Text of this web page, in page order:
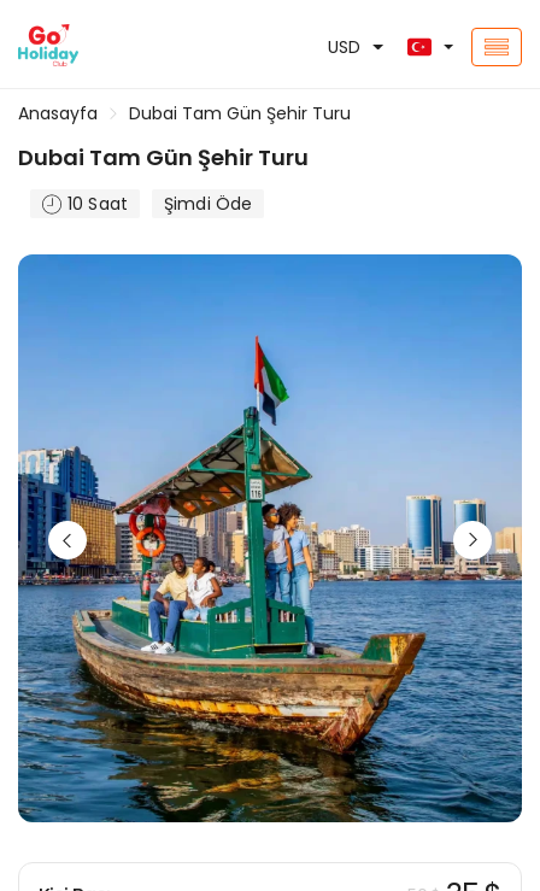
USD
Anasayfa Dubai Tam Gün Şehir Turu
Dubai Tam Gün Şehir Turu
10 Saat Şimdi Öde